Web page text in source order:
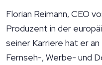
Florian Reimann, CEO
Produzent in der
seiner Karriere hat er
Fernseh-, Werbe- und